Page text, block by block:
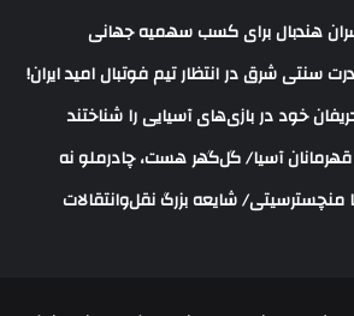
هندبال برای کسب سهمیه جهانی
سنتی شرق در انتظار تیم فوتبال امید ایران!
خود در بازی‌های آسیایی را شناختند
شایعه بزرگ نقل‌وانتقالات